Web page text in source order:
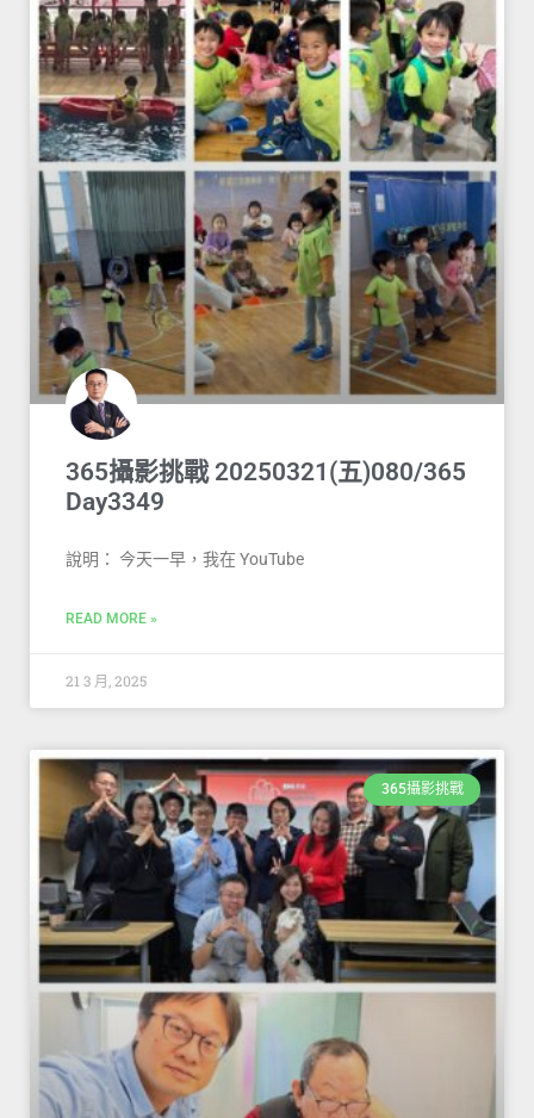
365攝影挑戰 20250321(五)080/365
Day3349
說明： 今天一早，我在 YouTube
READ MORE »
21 3 月, 2025
365攝影挑戰